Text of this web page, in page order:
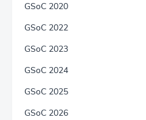
GSoC 2020
GSoC 2022
GSoC 2023
GSoC 2024
GSoC 2025
GSoC 2026